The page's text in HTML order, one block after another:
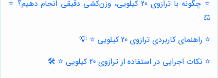
⭐️ چگونه با ترازوی 20 کیلویی، وزن‌کشی دقیقی انجام دهیم؟ ⭐️
⚖️
⭐️ راهنمای کاربردی ترازوی 20 کیلویی ⭐️ 💡
⭐️ نکات اجرایی در استفاده از ترازوی 20 کیلویی ⭐️ 🛠️